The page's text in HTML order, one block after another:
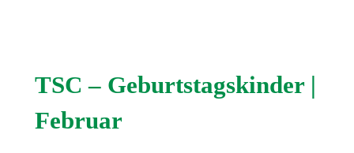
TSC – Geburtstagskinder |
Februar